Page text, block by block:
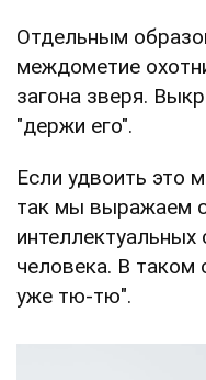
Отдельным
междометие
загона зверя.
"держи его".
Если удвоить это
так мы выражаем
интеллектуальных
человека. В таком
уже тю-тю".